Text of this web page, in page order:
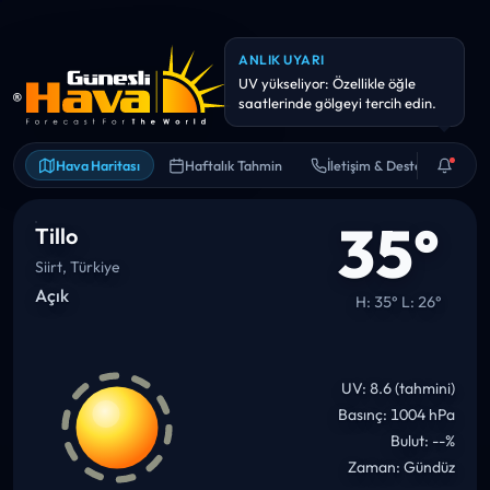
Hava Haritası Haftalık Tahmin İletişim & Destek
ANLIK UYARI
Hava kalitesi hassas kişiler için
riskli olabilir. Uzun süreli dış
Tillo
Siirt, Türkiye
Açık 35°
H: 35° L: 26°
UV: 8.6 (tahmini)
Basınç: 1004 hPa
Bulut: --%
Zaman: Gündüz